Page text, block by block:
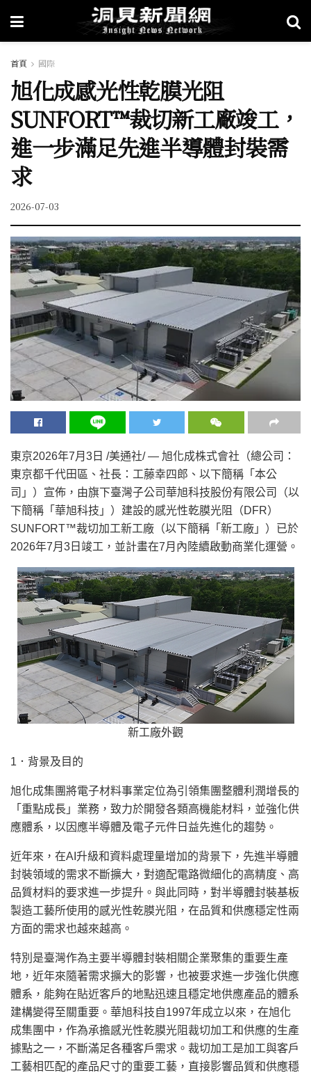
首頁 國際
旭化成感光性乾膜光阻
SUNFORT™裁切新工廠竣工，
進一步滿足先進半導體封裝需
求
2026-07-03
東京2026年7月3日 /美通社/ — 旭化成株式會社（總公司：
東京都千代田區、社長：工藤幸四郎、以下簡稱 「 本公
司 」 ）宣佈，由旗下臺灣子公司華旭科技股份有限公司（以
下簡稱 「 華旭科技 」 ）建設的感光性乾膜光阻（DFR）
SUNFORT™裁切加工新工廠（以下簡稱 「 新工廠 」 ）已於
2026年7月3日竣工，並計畫在7月內陸續啟動商業化運營。
新工廠外觀
1．背景及目的
旭化成集團將電子材料事業定位為引領集團整體利潤增長的
「 重點成長 」 業務，致力於開發各類高機能材料，並強化供
應體系，以因應半導體及電子元件日益先進化的趨勢。
近年來，在AI升級和資料處理量增加的背景下，先進半導體
封裝領域的需求不斷擴大，對適配電路微細化的高精度、高
品質材料的要求進一步提升。與此同時，對半導體封裝基板
製造工藝所使用的感光性乾膜光阻，在品質和供應穩定性兩
方面的需求也越來越高。
特別是臺灣作為主要半導體封裝相關企業聚集的重要生產
地，近年來隨著需求擴大的影響，也被要求進一步強化供應
體系，能夠在貼近客戶的地點迅速且穩定地供應產品的體系
建構變得至關重要。華旭科技自1997年成立以來，在旭化
成集團中，作為承擔感光性乾膜光阻裁切加工和供應的生產
據點之一，不斷滿足各種客戶需求。裁切加工是加工與客戶
工藝相匹配的產品尺寸的重要工藝，直接影響品質和供應穩